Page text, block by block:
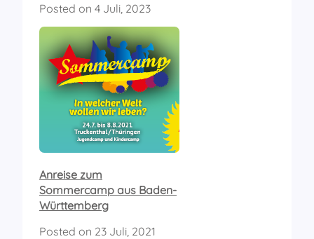
Posted on 4 Juli, 2023
Anreise zum
Sommercamp aus Baden-
Württemberg
Posted on 23 Juli, 2021